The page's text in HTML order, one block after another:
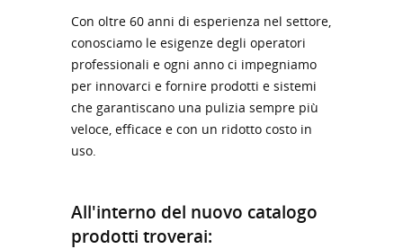
Con oltre 60 anni di esperienza nel settore,
conosciamo le esigenze degli operatori
professionali e ogni anno ci impegniamo
per innovarci e fornire prodotti e sistemi
che garantiscano una pulizia sempre più
veloce, efficace e con un ridotto costo in
uso.
All'interno del nuovo catalogo
prodotti troverai: